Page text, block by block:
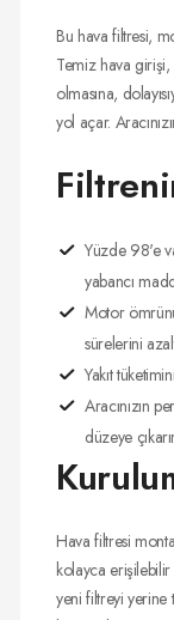
Bu hava filtresi,
Temiz hava
olmasına,
yol açar.
Yüzde 98'e
yabancı
Motor
sürelerini
Yakıt
Aracınızın
düzeye
Hava filtresi
kolayca erişilebilir
yeni filtreyi yerine